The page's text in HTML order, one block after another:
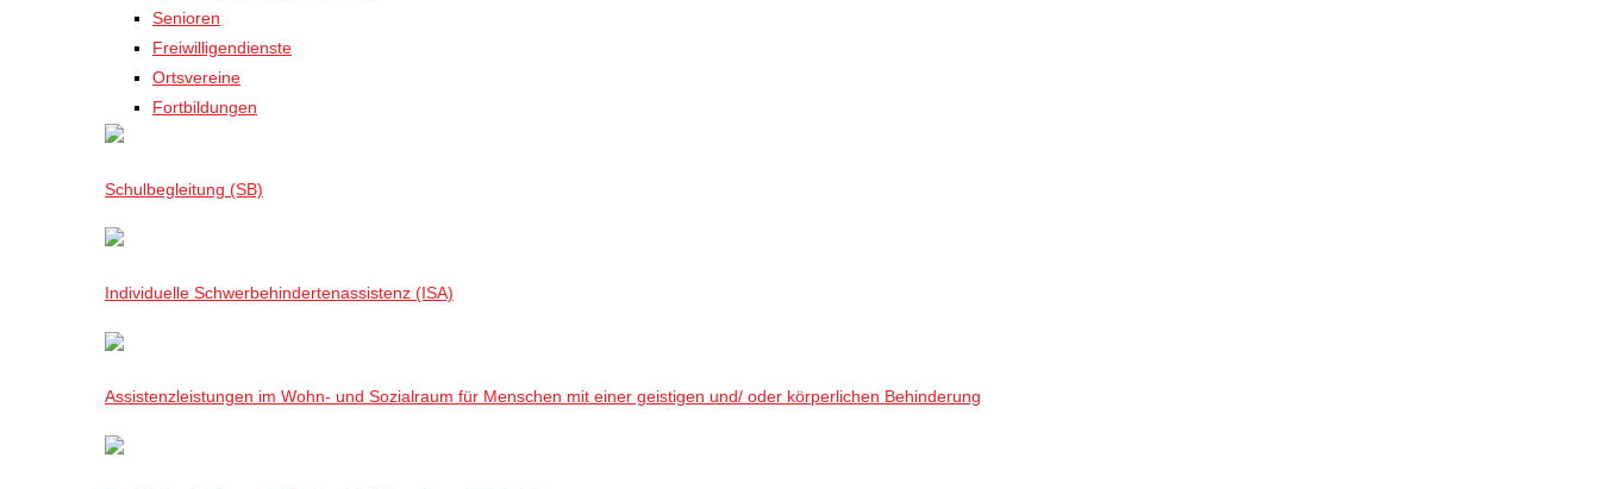
Senioren
Freiwilligendienste
Ortsvereine
Fortbildungen
Schulbegleitung (SB)
Individuelle Schwerbehindertenassistenz (ISA)
Assistenzleistungen im Wohn- und Sozialraum für Menschen mit einer geistigen und/ oder körperlichen Behinderung